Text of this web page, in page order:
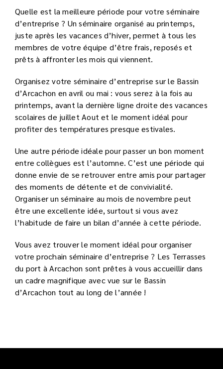
Quelle est la meilleure période pour votre séminaire
d’entreprise ? Un séminaire organisé au printemps,
juste après les vacances d’hiver, permet à tous les
membres de votre équipe d’être frais, reposés et
prêts à affronter les mois qui viennent.
Organisez votre séminaire d’entreprise sur le Bassin
d’Arcachon en avril ou mai : vous serez à la fois au
printemps, avant la dernière ligne droite des vacances
scolaires de juillet Aout et le moment idéal pour
profiter des températures presque estivales.
Une autre période idéale pour passer un bon moment
entre collègues est l’automne. C’est une période qui
donne envie de se retrouver entre amis pour partager
des moments de détente et de convivialité.
Organiser un séminaire au mois de novembre peut
être une excellente idée, surtout si vous avez
l’habitude de faire un bilan d’année à cette période.
Vous avez trouver le moment idéal pour organiser
votre prochain séminaire d’entreprise ? Les Terrasses
du port à Arcachon sont prêtes à vous accueillir dans
un cadre magnifique avec vue sur le Bassin
d’Arcachon tout au long de l’année !